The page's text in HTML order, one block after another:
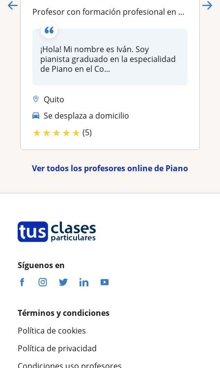
Profesor con formación profesional en Rusia
¡Hola! Mi nombre es Iván. Soy
pianista graduado en la especialidad
de Piano en el Co...
Quito
Se desplaza a domicilio
★★★★★ (5)
Ver todos los profesores online de Piano
Síguenos en
Términos y condiciones
Política de cookies
Política de privacidad